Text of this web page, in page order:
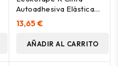
Autoadhesiva Elástica
Rosa 5 Cm X 5 M, 1 Ud
13,65 €
AÑADIR AL CARRITO